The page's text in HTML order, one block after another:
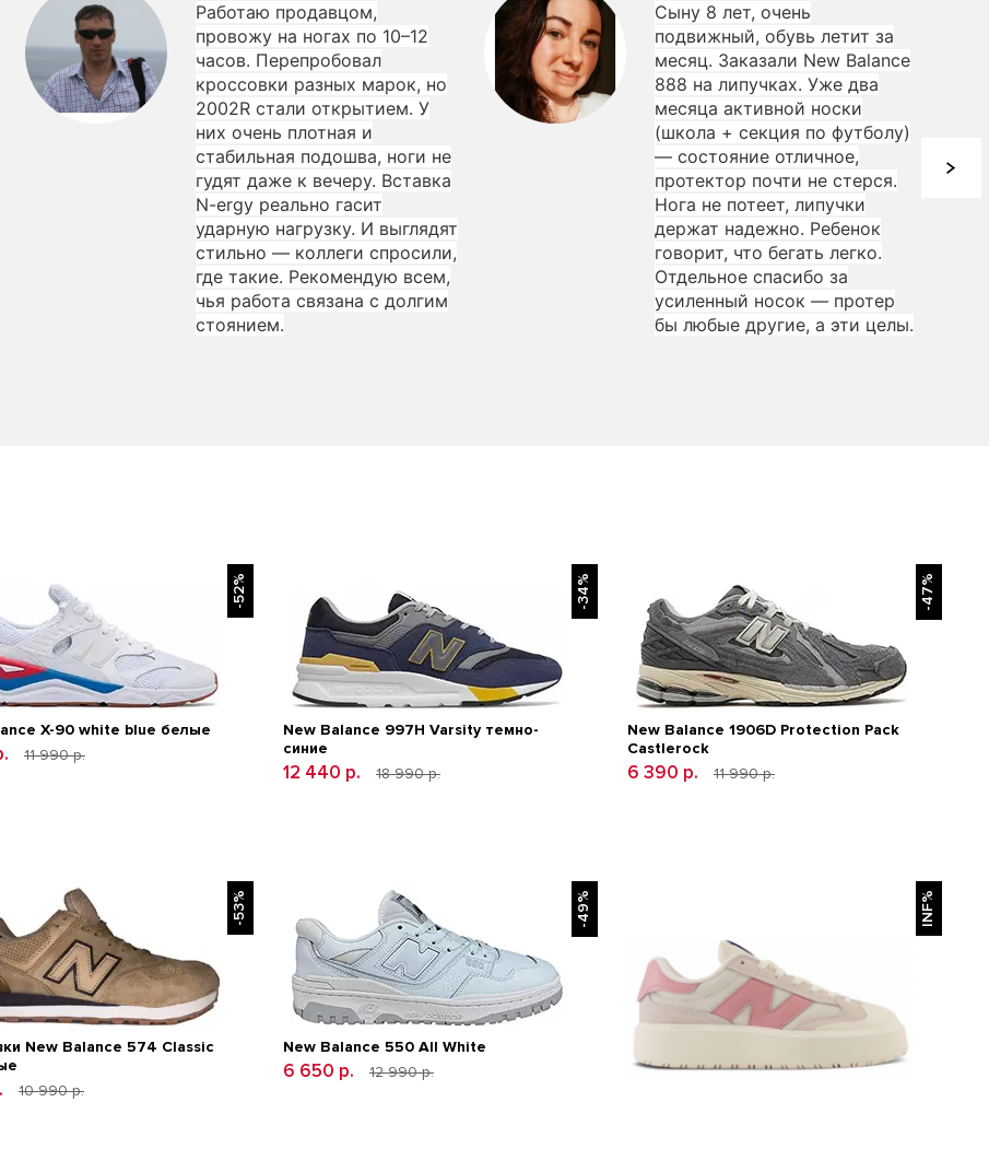
Работаю продавцом,
провожу на ногах по 10–12
часов. Перепробовал
кроссовки разных марок, но
2002R стали открытием. У
них очень плотная и
стабильная подошва, ноги не
гудят даже к вечеру. Вставка
N-ergy реально гасит
ударную нагрузку. И выглядят
стильно — коллеги спросили,
где такие. Рекомендую всем,
чья работа связана с долгим
стоянием.
Сыну 8 лет, очень
подвижный, обувь летит за
месяц. Заказали New Balance
888 на липучках. Уже два
месяца активной носки
(школа + секция по футболу)
— состояние отличное,
протектор почти не стерся.
Нога не потеет, липучки
держат надежно. Ребенок
говорит, что бегать легко.
Отдельное спасибо за
усиленный носок — протер
бы любые другие, а эти целы.
-52%
Х-90 white blue белые
11 990 р.
-34%
New Balance 997H Varsity темно-
синие
12 440 р. 18 990 р.
-47%
New Balance 1906D Protection Pack
Castlerock
6 390 р. 11 990 р.
-53%
New Balance 574 Classic
10 990 р.
-49%
New Balance 550 All White
6 650 р. 12 990 р.
INF%